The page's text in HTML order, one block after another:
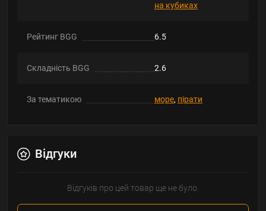
на кубиках
Рейтинг BGG 6.5
Складність BGG 2.6
За тематикою море, пірати
Відгуки
Відгуків про цей товар ще не було.